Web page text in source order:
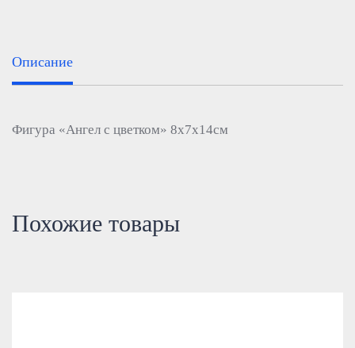
Описание
Фигура «Ангел с цветком» 8x7x14см
Похожие товары